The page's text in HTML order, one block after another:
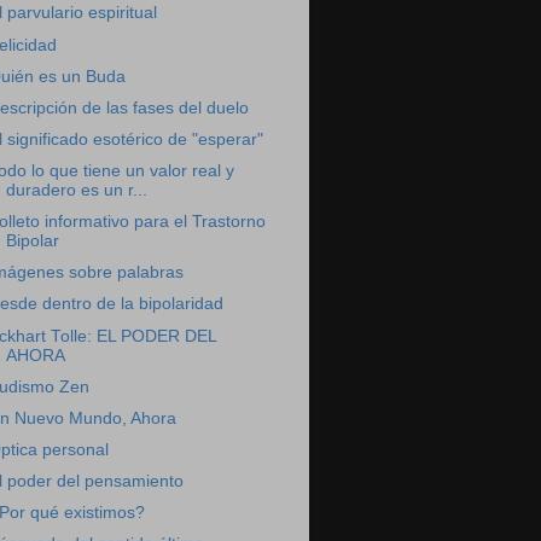
parvulario espiritual
es un Buda
de las fases del duelo
significado esotérico de "esperar"
lo que tiene un valor real y
duradero es un r...
informativo para el Trastorno
Bipolar
sobre palabras
dentro de la bipolaridad
Tolle: EL PODER DEL
AHORA
Zen
Nuevo Mundo, Ahora
personal
poder del pensamiento
qué existimos?